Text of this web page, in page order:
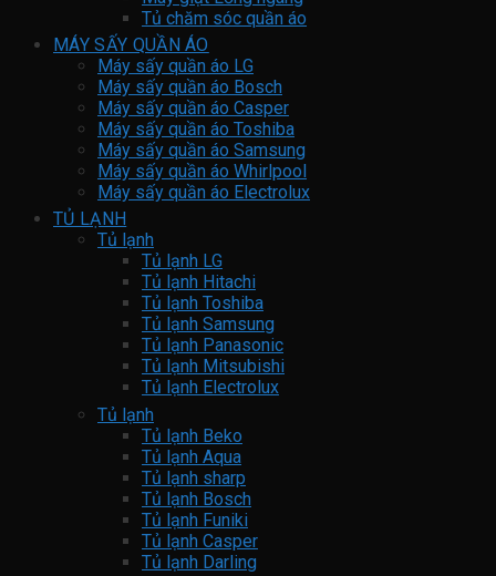
Tủ chăm sóc quần áo
MÁY SẤY QUẦN ÁO
Máy sấy quần áo LG
Máy sấy quần áo Bosch
Máy sấy quần áo Casper
Máy sấy quần áo Toshiba
Máy sấy quần áo Samsung
Máy sấy quần áo Whirlpool
Máy sấy quần áo Electrolux
TỦ LẠNH
Tủ lạnh
Tủ lạnh LG
Tủ lạnh Hitachi
Tủ lạnh Toshiba
Tủ lạnh Samsung
Tủ lạnh Panasonic
Tủ lạnh Mitsubishi
Tủ lạnh Electrolux
Tủ lạnh
Tủ lạnh Beko
Tủ lạnh Aqua
Tủ lạnh sharp
Tủ lạnh Bosch
Tủ lạnh Funiki
Tủ lạnh Casper
Tủ lạnh Darling